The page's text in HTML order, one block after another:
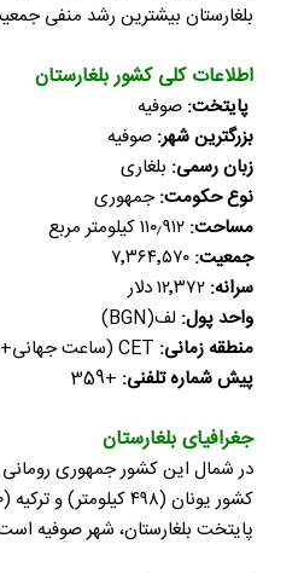
بلغارستان بیشترین رشد منفی جمعیت را در جهان دارد. بلغارستان
اطلاعات کلی کشور بلغارستان
پایتخت: صوفیه
بزرگترین شهر: صوفیه
زبان رسمی: بلغاری
نوع حکومت:جمهوری
مساحت:
جمعیت:
سرانه:
واحد پول: لف(BGN)
منطقه زمانی:
پیش شماره تلفنی: +359
جغرافیای بلغارستان
کشور یونان (۴۹۸ کیلومتر) و ترکیه (۲۴۰ کیلومتر) هم‌مرز است. در شرق جمهوری دریای سیاه قرار دارد.
پایتخت بلغارستان، شهر صوفیه است و از مهمترین شهرهای بلغارستان